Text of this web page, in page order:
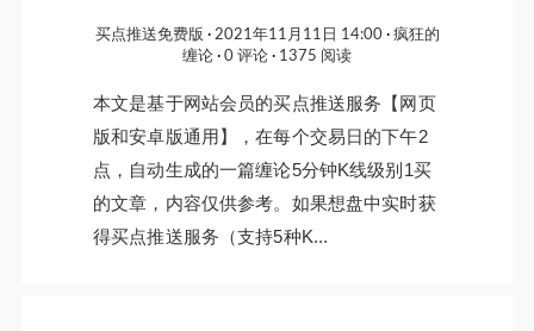
买点推送免费版 2021年11月11日 14:00
疯狂的
缠论
0 评论 1375 阅读
本文是基于网站会员的买点推送服务【网页
版和安卓版通用】，在每个交易日的下午2
点，自动生成的一篇缠论5分钟K线级别1买
的文章，内容仅供参考。如果想盘中实时获
得买点推送服务（支持5种K...